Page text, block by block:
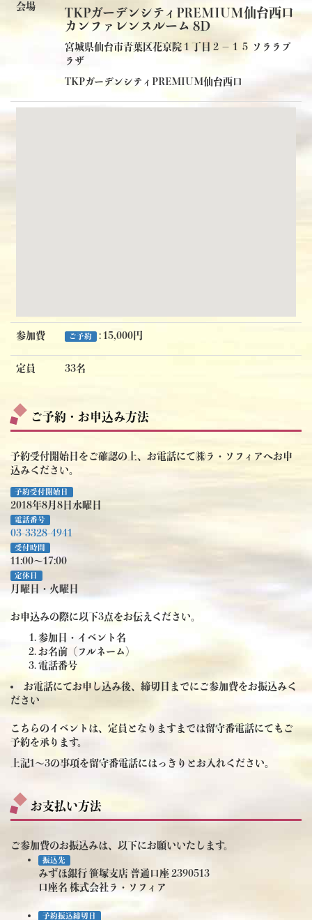
会場
TKPガーデンシティPREMIUM仙台西口
カンファレンスルーム 8D
宮城県仙台市青葉区花京院１丁目２−１５ ソララプ
ラザ
TKPガーデンシティPREMIUM仙台西口
参加費 ご予約 : 15,000円
定員 33名
ご予約・お申込み方法
予約受付開始日をご確認の上、お電話にて㈱ラ・ソフィアへお申
込みください。
予約受付開始日
2018年8月8日水曜日
電話番号
03-3328-4941
受付時間
11:00～17:00
定休日
月曜日・火曜日
お申込みの際に以下3点をお伝えください。
参加日・イベント名
お名前（フルネーム）
電話番号
お電話にてお申し込み後、締切日までにご参加費をお振込みく
ださい
こちらのイベントは、定員となりますまでは留守番電話にてもご
予約を承ります。
上記1～3の事項を留守番電話にはっきりとお入れください。
お支払い方法
ご参加費のお振込みは、以下にお願いいたします。
振込先
みずほ銀行 笹塚支店 普通口座 2390513
口座名 株式会社ラ・ソフィア
予約振込締切日